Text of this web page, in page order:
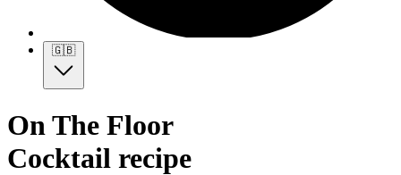
🇬🇧
On The Floor
Cocktail recipe